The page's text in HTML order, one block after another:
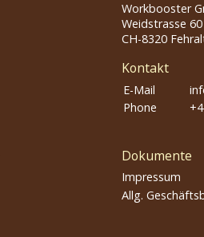
Workbooster
Weidstrasse 60
CH-8320
Kontakt
E-Mail
Phone
Dokumente
Impressum
Allg.